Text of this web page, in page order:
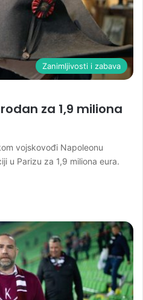
Zanimljivosti i zabava
za 1,9 miliona
vojskovođi Napoleonu
u Parizu za 1,9 miliona eura.